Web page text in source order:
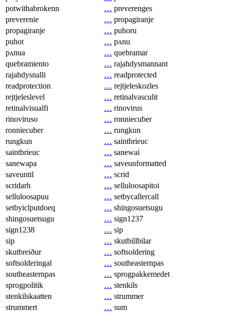
potwithabrokenn
… preverenges
preverenie
… propagiranje
propagiranje
… puhoru
puhot
… pʌnu
pʌnua
… quebramar
quebramiento
… rajahdysmannant
rajahdysnalli
… readprotected
readprotection
… rejtjeleskozles
rejtjeleslevel
… retinalvasculit
retinalvisualfi
… rinovirus
rinoviruso
… ronniecuber
ronniecuber
… rungkun
rungkun
… saintbrieuc
saintbrieuc
… sanewai
sanewapa
… saveunformatted
saveuntil
… scrid
scridarh
… selluloosapitoi
selluloosapuu
… setbycallercall
setbyiclputdoeq
… shingosuetsugu
shingosuetsugu
… sign1237
sign1238
… sip
sip
… skutbillbilar
skutbreiður
… softsoldering
softsolderingal
… southeasternpas
southeasternpas
… sprogpakkemedet
sprogpolitik
… stenkils
stenkilskaatten
… strummer
strummert
… sum